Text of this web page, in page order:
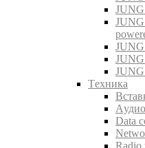
Tехника
Data
Radio